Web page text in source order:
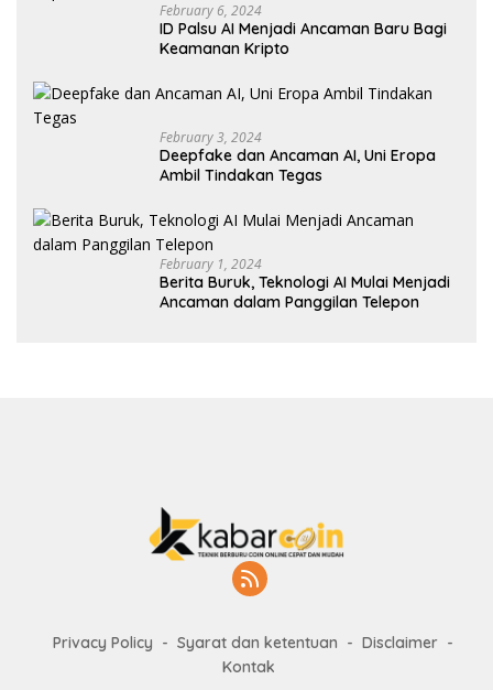
February 6, 2024
ID Palsu AI Menjadi Ancaman Baru Bagi
Keamanan Kripto
February 3, 2024
Deepfake dan Ancaman AI, Uni Eropa
Ambil Tindakan Tegas
February 1, 2024
Berita Buruk, Teknologi AI Mulai Menjadi
Ancaman dalam Panggilan Telepon
Privacy Policy Syarat dan ketentuan
Disclaimer
Kontak